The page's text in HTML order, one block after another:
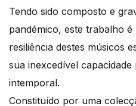
Tendo sido composto e
pandémico, este trabalho
resiliência destes músicos
sua inexcedível
intemporal.
Constituído por uma